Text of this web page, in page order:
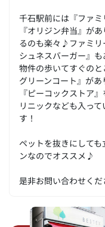
千石駅前には『ファ
『オリジン弁当』が
るのも楽々♪ファミリ
シュネスバーガー』
物件の歩いてすぐの
グリーンコート』が
『ピーコックストア
リニックなども入っ
す！
ペットを抜きにして
ンなのでオススメ♪
是非お問い合わせくだ